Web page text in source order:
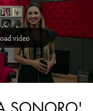
Load video